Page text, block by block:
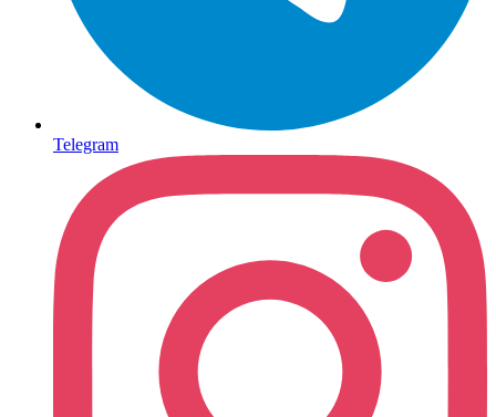
Telegram